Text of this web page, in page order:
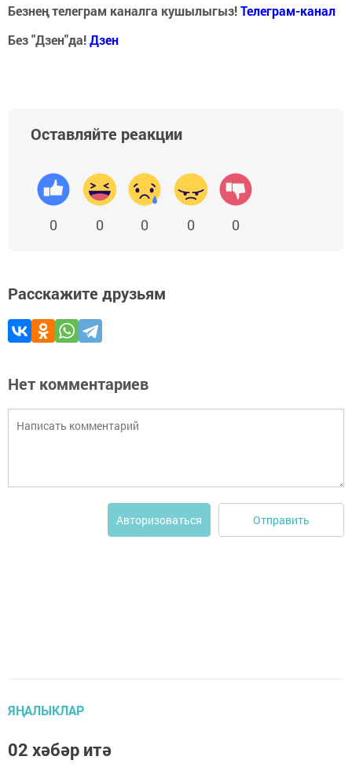
Безнең телеграм каналга кушылыгыз!Телеграм-канал
Без "Дзен"да!Дзен
Оставляйте реакции
0 0 0 0 0
Расскажите друзьям
Нет комментариев
Авторизоваться Отправить
ЯҢАЛЫКЛАР
02 хәбәр итә